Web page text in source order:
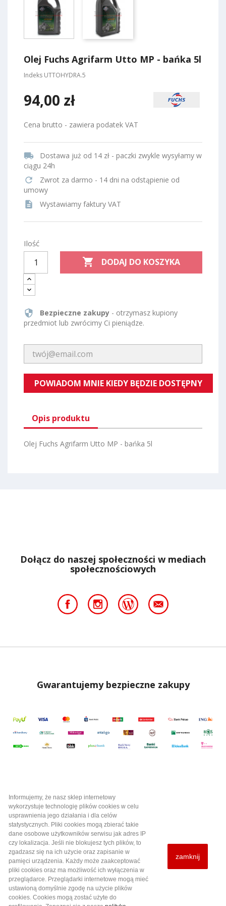
Olej Fuchs Agrifarm Utto MP - bańka 5l
Indeks UTTOHYDRA.5
94,00 zł
Cena brutto - zawiera podatek VAT
local_shipping
Dostawa już od 14 zł - paczki zwykle wysyłamy w
ciągu 24h
refresh
Zwrot za darmo - 14 dni na odstąpienie od
umowy
description Wystawiamy faktury VAT
Ilość
 DODAJ DO KOSZYKA
security Bezpieczne zakupy - otrzymasz kupiony
przedmiot lub zwrócimy Ci pieniądze.
POWIADOM MNIE KIEDY BĘDZIE DOSTĘPNY
Opis produktu
Olej Fuchs Agrifarm Utto MP - bańka 5l
Dołącz do naszej społeczności w mediach
społecznościowych
Gwarantujemy bezpieczne zakupy
Kategorie
Informacje i pomoc
Twoje konto
Informacja o sklepie
Informujemy, że nasz sklep internetowy
wykorzystuje technologię plików cookies w celu
usprawnienia jego działania i dla celów
statystycznych. Pliki cookies mogą zbierać takie
dane osobowe użytkowników serwisu jak adres IP
czy lokalizacja. Jeśli nie blokujesz tych plików, to
zgadzasz się na ich użycie oraz zapisanie w
pamięci urządzenia. Każdy może zaakceptować
pliki cookies oraz ma możliwość ich wyłączenia w
przeglądarce. Przeglądarki internetowe mogą mieć
ustawioną domyślnie zgodę na użycie plików
cookies. Cookies mogą zostać użyte do
zamknij